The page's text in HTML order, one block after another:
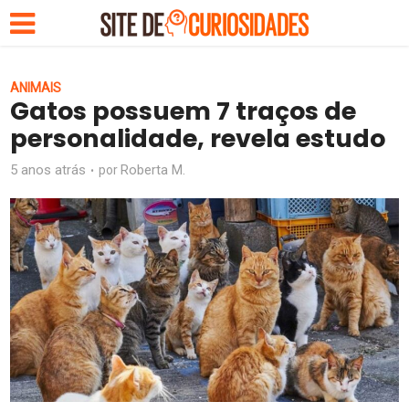
ANIMAIS
Gatos possuem 7 traços de
personalidade, revela estudo
5 anos atrás por Roberta M.